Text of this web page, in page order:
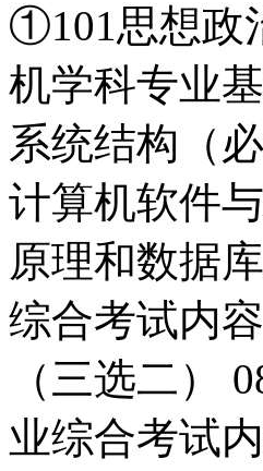
①101思想政
机学科专业
系统结构（
计算机软件
原理和数据
综合考试内
（三选二）
业综合考试